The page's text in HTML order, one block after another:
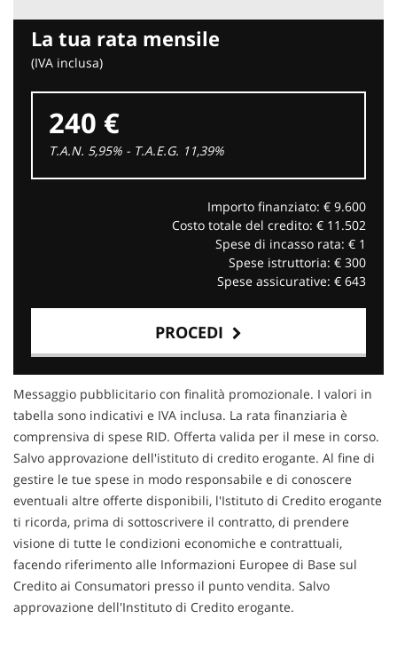
La tua rata mensile
(IVA inclusa)
240 €
T.A.N. 5,95% - T.A.E.G. 11,39%
Importo finanziato: € 9.600
Costo totale del credito: € 11.502
Spese di incasso rata: € 1
Spese istruttoria: € 300
Spese assicurative: € 643
PROCEDI
Contattaci
Messaggio pubblicitario con finalità promozionale. I valori in
tabella sono indicativi e IVA inclusa. La rata finanziaria è
comprensiva di spese RID. Offerta valida per il mese in corso.
Salvo approvazione dell'istituto di credito erogante. Al fine di
gestire le tue spese in modo responsabile e di conoscere
eventuali altre offerte disponibili, l'Istituto di Credito erogante
ti ricorda, prima di sottoscrivere il contratto, di prendere
visione di tutte le condizioni economiche e contrattuali,
facendo riferimento alle Informazioni Europee di Base sul
Credito ai Consumatori presso il punto vendita. Salvo
approvazione dell'Instituto di Credito erogante.